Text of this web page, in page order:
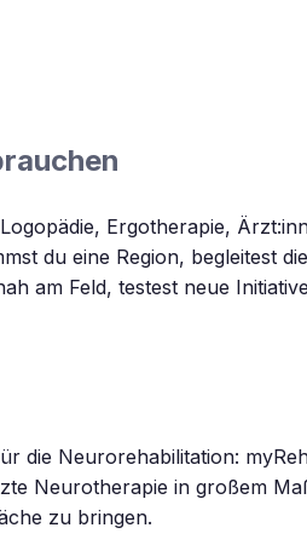
Ergotherapie,
du eine Region, begleitest
am Feld, testest neue
die Neurorehabilitation:
Neurotherapie in großem
zu bringen.